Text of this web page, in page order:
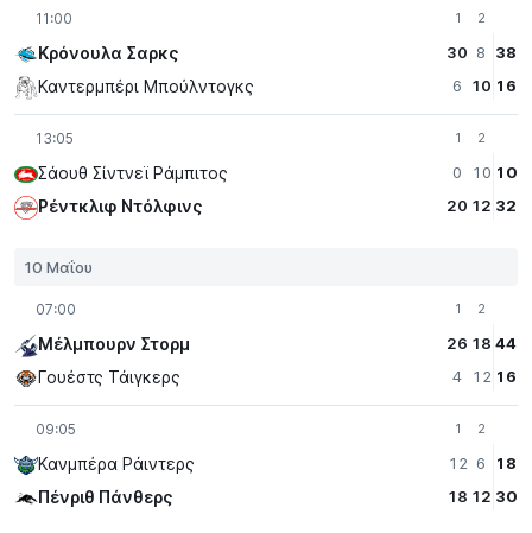
11:00
Κρόνουλα Σαρκς
Καντερμπέρι Μπούλντογκς
1
30
6
2
8
10
38
16
13:05
Σάουθ Σίντνεϊ Ράμπιτος
Ρέντκλιφ Ντόλφινς
1
0
20
2
10
12
10
32
10 Μαΐου
07:00
Μέλμπουρν Στορμ
Γουέστς Τάιγκερς
1
26
4
2
18
12
44
16
09:05
Κανμπέρα Ράιντερς
Πένριθ Πάνθερς
1
12
18
2
6
12
18
30